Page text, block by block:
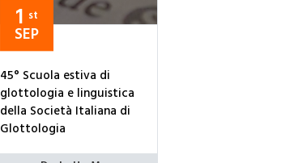
1 st
SEP
45° Scuola estiva di
glottologia e linguistica
della Società Italiana di
Glottologia